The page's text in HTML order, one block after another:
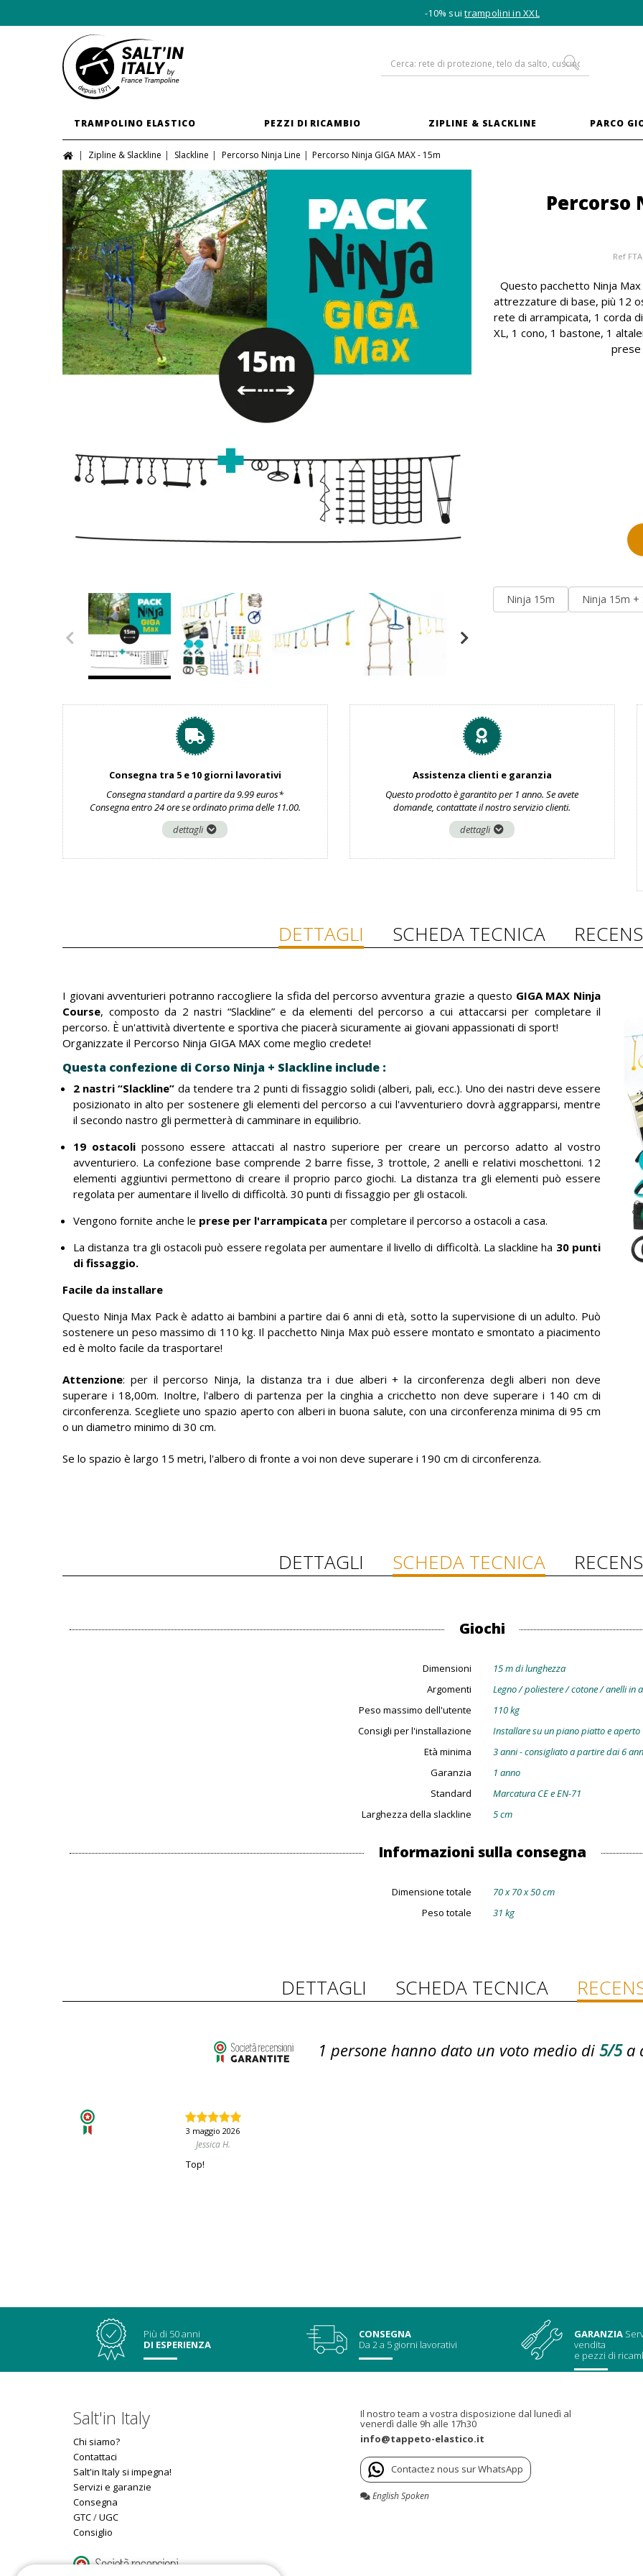
-10% suitrampolini in XXL
TRAMPOLINO ELASTICO PEZZI DI RICAMBIO ZIPLINE & SLACKLINE PARCO
Zipline & Slackline Slackline Percorso Ninja Line Percorso Ninja GIGA MAX - 15m
Percorso
Ref
Questo pacchetto Ninja
attrezzature di base, più 12
rete di arrampicata, 1 corda
XL, 1 cono, 1 bastone, 1
prese
Ninja 15m Ninja 15m +
Consegna tra 5 e 10 giorni lavorativi
Consegna standard a partire da 9.99 euros*
Consegna entro 24 ore se ordinato prima delle 11.00.
dettagli
Assistenza clienti e garanzia
Questo prodotto è garantito per 1 anno. Se avete
domande, contattate il nostro servizio clienti.
dettagli
DETTAGLI SCHEDA TECNICA
I giovani avventurieri potranno raccogliere la sfida del percorso avventura grazie a questo GIGA MAX Ninja
Course, composto da 2 nastri “Slackline” e da elementi del percorso a cui attaccarsi per completare il
percorso. È un'attività divertente e sportiva che piacerà sicuramente ai giovani appassionati di sport!
Organizzate il Percorso Ninja GIGA MAX come meglio credete!
Questa confezione di Corso Ninja + Slackline include :
2 nastri “Slackline” da tendere tra 2 punti di fissaggio solidi (alberi, pali, ecc.). Uno dei nastri deve essere
posizionato in alto per sostenere gli elementi del percorso a cui l'avventuriero dovrà aggrapparsi, mentre
il secondo nastro gli permetterà di camminare in equilibrio.
19 ostacoli possono essere attaccati al nastro superiore per creare un percorso adatto al vostro
avventuriero. La confezione base comprende 2 barre fisse, 3 trottole, 2 anelli e relativi moschettoni. 12
elementi aggiuntivi permettono di creare il proprio parco giochi. La distanza tra gli elementi può essere
regolata per aumentare il livello di difficoltà. 30 punti di fissaggio per gli ostacoli.
Vengono fornite anche le prese per l'arrampicata per completare il percorso a ostacoli a casa.
La distanza tra gli ostacoli può essere regolata per aumentare il livello di difficoltà. La slackline ha 30 punti
di fissaggio.
Facile da installare
Questo Ninja Max Pack è adatto ai bambini a partire dai 6 anni di età, sotto la supervisione di un adulto. Può
sostenere un peso massimo di 110 kg. Il pacchetto Ninja Max può essere montato e smontato a piacimento
ed è molto facile da trasportare!
Attenzione: per il percorso Ninja, la distanza tra i due alberi + la circonferenza degli alberi non deve
superare i 18,00m. Inoltre, l'albero di partenza per la cinghia a cricchetto non deve superare i 140 cm di
circonferenza. Scegliete uno spazio aperto con alberi in buona salute, con una circonferenza minima di 95 cm
o un diametro minimo di 30 cm.
Se lo spazio è largo 15 metri, l'albero di fronte a voi non deve superare i 190 cm di circonferenza.
DETTAGLI SCHEDA TECNICA
Giochi
Dimensioni
15 m di lunghezza
Argomenti
Legno / poliestere / cotone / anelli in
Peso massimo dell'utente
110 kg
Consigli per l'installazione
Installare su un piano piatto e aperto
Età minima
3 anni - consigliato a partire dai 6
Garanzia
1 anno
Standard
Marcatura CE e EN-71
Larghezza della slackline
5 cm
Informazioni sulla consegna
Dimensione totale
70 x 70 x 50 cm
Peso totale
31 kg
DETTAGLI SCHEDA TECNICA
1 persone hanno dato un voto medio di5/5 a
3 maggio 2026
Jessica H.
Top!
Più di 50 anni
DI ESPERIENZA
CONSEGNA
Da 2 a 5 giorni lavorativi
GARANZIA
vendita
e pezzi di
Salt'in Italy
Chi siamo?
Contattaci
Salt'in Italy si impegna!
Servizi e garanzie
Consegna
GTC/UGC
Consiglio
Il nostro team a vostra disposizione dal lunedì al
venerdì dalle 9h alle 17h30
info@tappeto-elastico.it
Contactez nous sur WhatsApp
English Spoken